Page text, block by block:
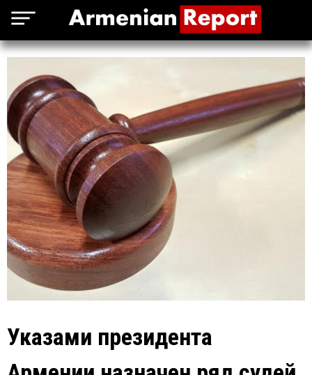
Указами президента